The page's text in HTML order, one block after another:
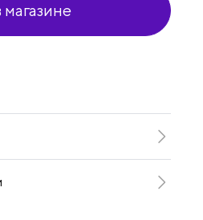
магазине
VKontakte